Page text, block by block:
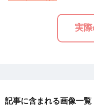
実
記事に含まれる画像一覧